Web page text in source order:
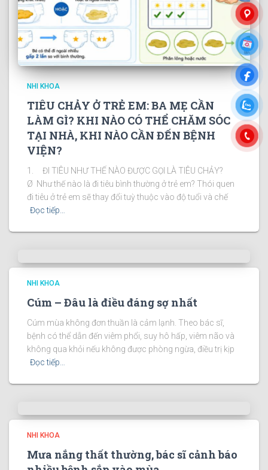
NHI KHOA
TIÊU CHẢY Ở TRẺ EM: BA MẸ CẦN
LÀM GÌ? KHI NÀO CÓ THỂ CHĂM SÓC
TẠI NHÀ, KHI NÀO CẦN ĐẾN BỆNH
VIỆN?
1. ĐI TIÊU NHƯ THẾ NÀO ĐƯỢC GỌI LÀ TIÊU CHẢY?
Ø Như thế nào là đi tiêu bình thường ở trẻ em? Thói quen
đi tiêu ở trẻ em sẽ thay đổi tuỳ thuộc vào độ tuổi và chế
Đọc tiếp…
NHI KHOA
Cúm – Đâu là điều đáng sợ nhất
Cúm mùa không đơn thuần là cảm lạnh. Theo bác sĩ,
bệnh có thể dẫn đến viêm phổi, suy hô hấp, viêm não và
không qua khỏi nếu không được phòng ngừa, điều trị kịp
Đọc tiếp…
NHI KHOA
Mưa nắng thất thường, bác sĩ cảnh báo